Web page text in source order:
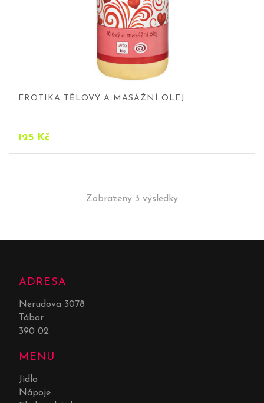
EROTIKA TĚLOVÝ A MASÁŽNÍ OLEJ
125 Kč
Zobrazeny 3 výsledky
ADRESA
Nerudova 3078
Tábor
390 02
MENU
Jídlo
Nápoje